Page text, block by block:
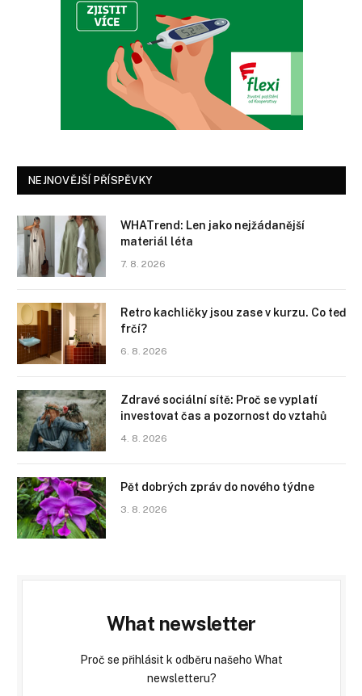
NEJNOVĚJŠÍ PŘÍSPĚVKY
WHATrend: Len jako nejžádanější
materiál léta
7. 8. 2026
Retro kachličky jsou zase v kurzu. Co teď
frčí?
6. 8. 2026
Zdravé sociální sítě: Proč se vyplatí
investovat čas a pozornost do vztahů
4. 8. 2026
Pět dobrých zpráv do nového týdne
3. 8. 2026
What newsletter
Proč se přihlásit k odběru našeho What
newsletteru?